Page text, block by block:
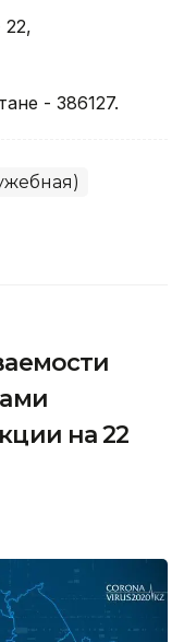
22,
- 386127.
на 22